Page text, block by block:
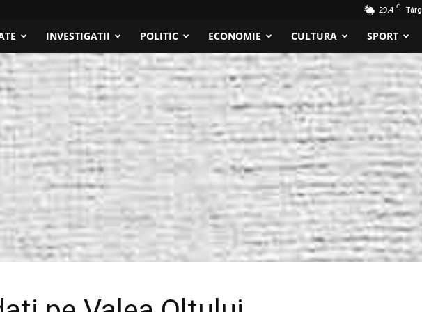
29.4 C
INVESTIGATII POLITIC ECONOMIE CULTURA SPORT